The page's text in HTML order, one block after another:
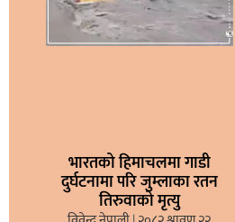
भारतको हिमाचलमा गाडी
दुर्घटनामा परि जुम्लाका रतन
तिरुवाको मृत्यु